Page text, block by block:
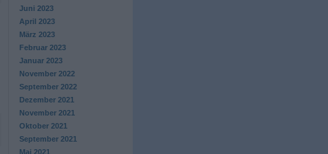
Juni 2023
April 2023
März 2023
Februar 2023
Januar 2023
November 2022
September 2022
Dezember 2021
November 2021
Oktober 2021
September 2021
Mai 2021